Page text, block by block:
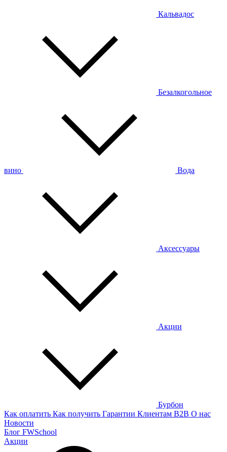
Кальвадос
Безалкогольное
вино Вода
Аксессуары
Акции
Бурбон
Как оплатить Как получить Гарантии Клиентам B2B О нас
Новости
Блог FWSchool
Акции